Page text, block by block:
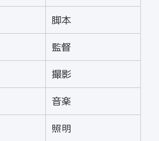
脚本
監督
撮影
音楽
照明